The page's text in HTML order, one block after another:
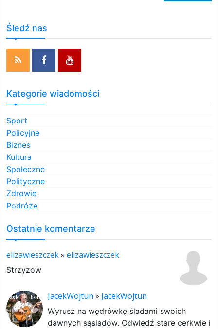
Śledź nas
Kategorie wiadomości
Sport
Policyjne
Biznes
Kultura
Społeczne
Polityczne
Zdrowie
Podróże
Ostatnie komentarze
elizawieszczek» elizawieszczek
Strzyzow
JacekWojtun » JacekWojtun
Wyrusz na wędrówkę śladami swoich
dawnych sąsiadów. Odwiedź stare cerkwie i